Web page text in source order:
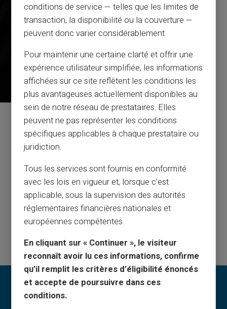
Pakalpojums un atbalsts
reāliem cilvēkiem, nevis botiem
Klientu apkalpošana angļu valodā pēc biļetes 24/24, pa
tālruni no pirmdienas līdz sestdienai no 9h līdz 18h30
Sazināties ar mums
conditions de service — telles que les limites de
transaction, la disponibilité ou la couverture —
peuvent donc varier considérablement.
Pour maintenir une certaine clarté et offrir une
expérience utilisateur simplifiée, les informations
affichées sur ce site reflètent les conditions les
plus avantageuses actuellement disponibles au
sein de notre réseau de prestataires. Elles
peuvent ne pas représenter les conditions
spécifiques applicables à chaque prestataire ou
juridiction.
Tous les services sont fournis en conformité
avec les lois en vigueur et, lorsque c’est
applicable, sous la supervision des autorités
réglementaires financières nationales et
européennes compétentes.
En cliquant sur « Continuer », le visiteur
reconnaît avoir lu ces informations, confirme
qu’il remplit les critères d’éligibilité énoncés
et accepte de poursuivre dans ces
conditions.